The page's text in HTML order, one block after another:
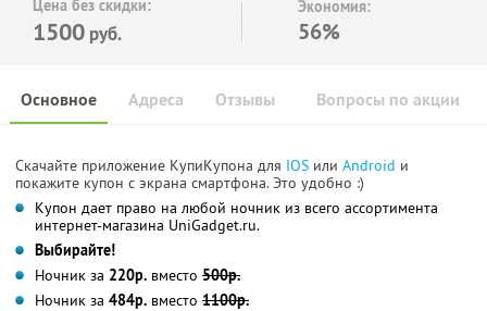
Цена без скидки:
1500 руб.
Экономия:
56%
Основное Отзывы Вопросы по акции
Адреса
Скачайте приложение КупиКупона для IOS или Android и
покажите купон с экрана смартфона. Это удобно :)
Купон дает право на любой ночник из всего ассортимента
интернет-магазина UniGadget.ru.
Выбирайте!
Ночник за 220р. вместо 500р.
Ночник за 484р. вместо 1100р.